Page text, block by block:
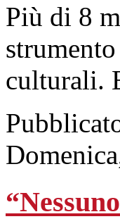
Più di 8
culturali.